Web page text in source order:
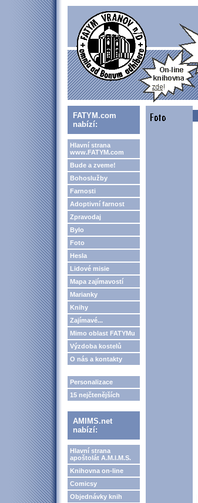
FATYM.com
nabízí:
Hlavní strana
www.FATYM.com
Bude a zveme!
Bohoslužby
Farnosti
Adoptivní farnost
Zpravodaj
Bylo
Foto
Hesla
Lidové misie
Mapa zajímavostí
Marianky
Knihy
Zajímavé...
Mimo oblast FATYMu
Výzdoba kostelů
O nás a kontakty
Personalizace
15 nejčtenějších
AMIMS.net
nabízí:
Hlavní strana
apoštolát A.M.I.M.S.
Knihovna on-line
Comicsy
Objednávky knih